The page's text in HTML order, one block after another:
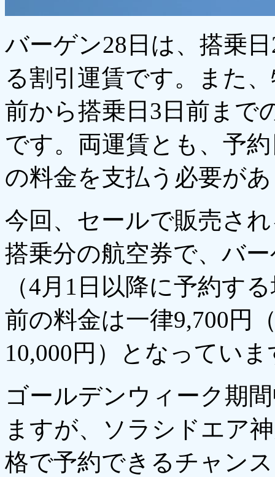
バーゲン28日は、搭乗
る割引運賃です。また
前から搭乗日3日前まで
です。両運賃とも、予
の料金を支払う必要が
今回、セールで販売さ
搭乗分の航空券で、バ
（4月1日以降に予約す
前の料金は一律9,700円
10,000円）となっていま
ゴールデンウィーク期
ますが、ソラシドエア
格で予約できるチャン